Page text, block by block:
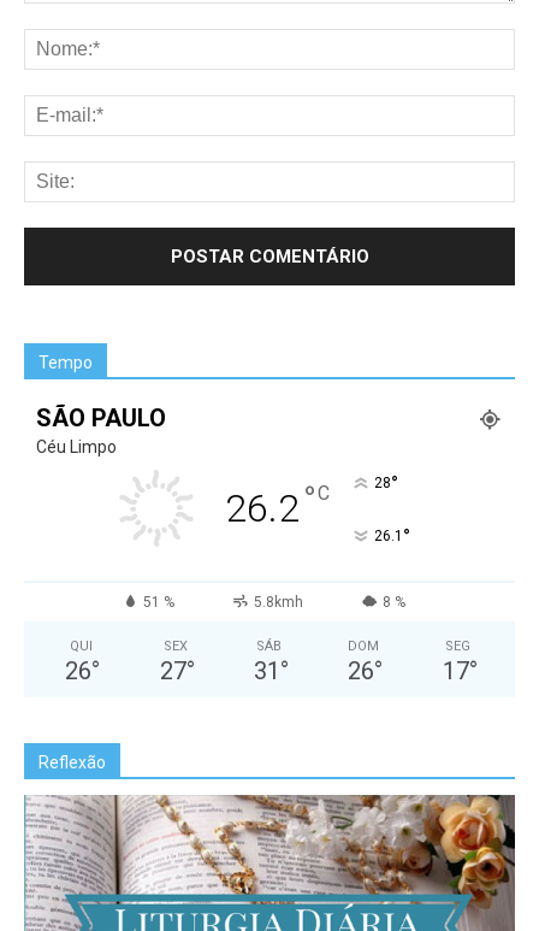
Tempo
SÃO PAULO
Céu Limpo
26.2°C 28°
26.1 °
51 % 5.8kmh 8 %
QUI
26°
SEX
27°
SÁB
31 °
DOM
26°
SEG
17°
Reflexão